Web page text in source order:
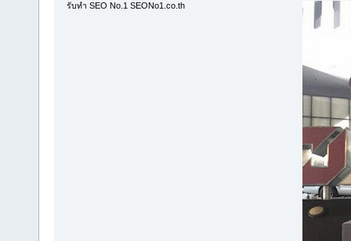
รับทำ SEO No.1 SEONo1.co.th